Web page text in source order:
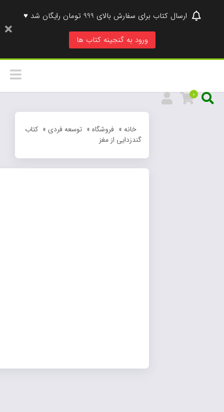
ارسال کتاب برای سفارش بالای 999 تومان رایگان شد ♥
ورود به گنجینه کتاب ها
فروشگاه » توسعه فردی» کتاب
گندزدایی از مغز